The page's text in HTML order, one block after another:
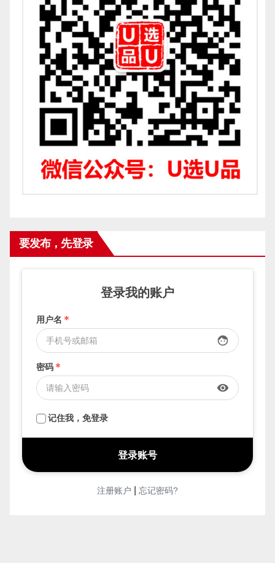
要发布，先登录
登录我的账户
用户名 *
face
密码 *
visibility
记住我，免登录
注册账户 忘记密码?